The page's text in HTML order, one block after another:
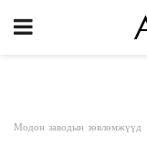
Модон заводын зөвлөмжүүд